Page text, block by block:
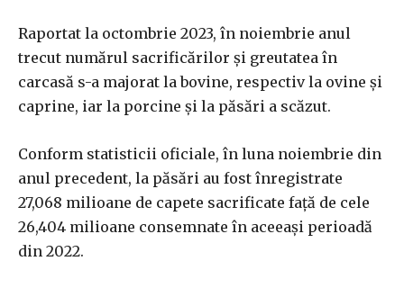
Raportat la octombrie 2023, în noiembrie anul
trecut numărul sacrificărilor şi greutatea în
carcasă s-a majorat la bovine, respectiv la ovine şi
caprine, iar la porcine şi la păsări a scăzut.
Conform statisticii oficiale, în luna noiembrie din
anul precedent, la păsări au fost înregistrate
27,068 milioane de capete sacrificate faţă de cele
26,404 milioane consemnate în aceeaşi perioadă
din 2022.